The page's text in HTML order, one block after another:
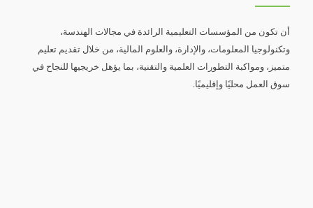
أن تكون من المؤسسات التعليمية الرائدة في مجالات الهندسة،
وتكنولوجيا المعلومات، والإدارة، والعلوم المالية، من خلال تقديم تعليم
متميز، ومواكبة التطورات العلمية والتقنية، بما يؤهل خريجيها للنجاح في
سوق العمل محليًا وإقليميًا.